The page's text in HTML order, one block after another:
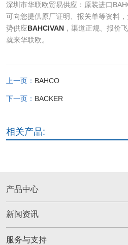
深圳市华联欧贸易供应：原装进口
可向您提供原厂证明、报关单等资料
势供应BAHCIVAN，渠道正规、报价
就来华联欧。
上一页： BAHCO
下一页： BACKER
相关产品:
产品中心
新闻资讯
服务与支持